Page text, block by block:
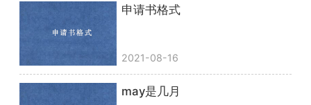
申请书格式
2021-08-16
may是几月